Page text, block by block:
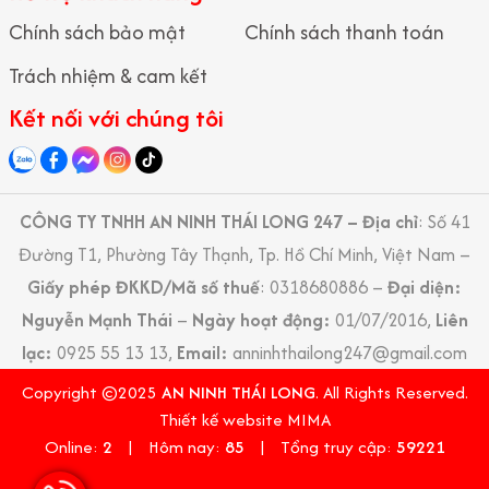
Hồ sơ kỹ thuật, dữ liệu sản xuất và thông tin nội bộ
Việc triển khai Dịch Vụ Bảo Vệ Nhà Máy Chuyên Nghiệp
doanh nghiệp kiểm soát chặt chẽ các khu vực trọng yếu, hạn chế
thất thoát và giảm thiểu rủi ro phát sinh trong quá trình vận
hành.
Yêu cầu tuân thủ quy định an ninh và an toàn lao động
Nhà máy sản xuất phải đáp ứng nhiều tiêu chuẩn liên quan đến
an ninh trật tự, phòng cháy chữa cháy, an toàn lao động và kiểm
soát ra vào. Lực lượng bảo vệ đóng vai trò hỗ trợ doanh nghiệp
duy trì các quy trình kiểm soát theo đúng quy định, đồng thời
phối hợp với các bộ phận liên quan khi có tình huống phát sinh.
Vì sao doanh nghiệp nên lựa chọn dịch vụ bảo vệ
nhà máy chuyên nghiệp?
Chính sách bảo mật
Chính sách thanh toán
Trách nhiệm & cam kết
Kết nối với chúng tôi
CÔNG TY TNHH AN NINH THÁI LONG 247 – Địa chỉ: Số 41
Đường T1, Phường Tây Thạnh, Tp. Hồ Chí Minh, Việt Nam –
Giấy phép ĐKKD/Mã số thuế: 0318680886 – Đại diện:
Nguyễn Mạnh Thái – Ngày hoạt động: 01/07/2016, Liên
lạc: 0925 55 13 13, Email: anninhthailong247@gmail.com
Copyright ©2025 AN NINH THÁI LONG. All Rights Reserved.
Thiết kế website MIMA
Online: 2 | Hôm nay: 85 | Tổng truy cập: 59221